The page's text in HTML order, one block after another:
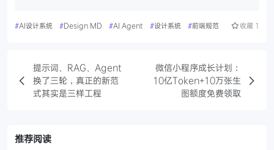
#AI设计系统 #Design MD #AI Agent #设计系统 #前端规范 收藏 1
提示词、RAG、Agent
换了三轮，真正的新范
式其实是三样工程
微信小程序成长计划：
10亿Token+10万张生
图额度免费领取
推荐阅读